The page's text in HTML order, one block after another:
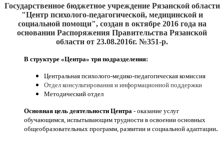
Государственное бюджетное учреждение Рязанской области
"Центр психолого-педагогической, медицинской и
социальной помощи", создан в октябре 2016года на
основании Распоряжения Правительства Рязанской
области от 23.08.2016г. №351-р.
В структуре «Центра» три подразделения:
Центральная психолого-медико-педагогическая комиссия
Отдел консультирования и информационной поддержки
Методический отдел
Основная цель деятельности Центра - оказание услуг
обучающимся, испытывающим трудности в освоении основных
общеобразовательных программ, развитии и социальной адаптации.